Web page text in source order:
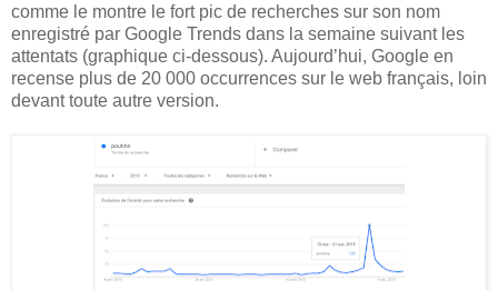
comme le montre le fort pic de recherches sur son nom
enregistré par Google Trends dans la semaine suivant les
attentats (graphique ci-dessous). Aujourd’hui, Google en
recense plus de 20 000 occurrences sur le web français, loin
devant toute autre version.